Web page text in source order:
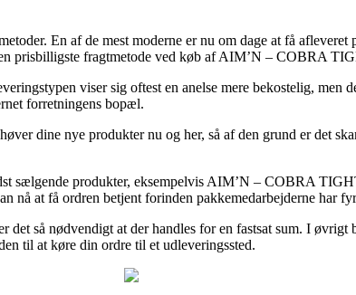
En af de mest moderne er nu om dage at få afleveret
prisbilligste fragtmetode ved køb af AIM’N – COBRA
viser sig oftest en anelse mere bekostelig,
forretningens bopæl.
dine nye produkter nu og her, så af den grund er det
sælgende produkter, eksempelvis AIM’N – COBRA
nå at få ordren betjent forinden pakkemedarbejderne har
så nødvendigt at der handles for en fastsat sum. I
til at køre din ordre til et udleveringssted.